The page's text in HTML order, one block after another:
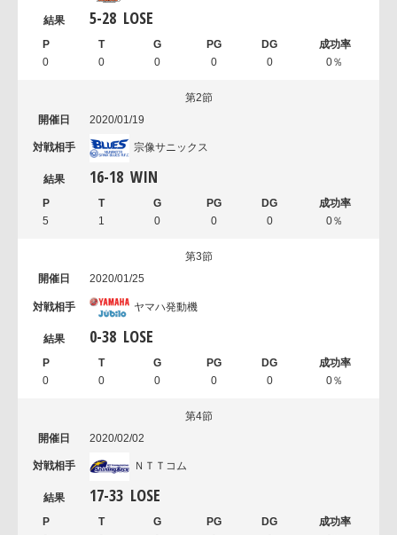
5-28 LOSE
0 0 0 0 0 0％
第2節
2020/01/19
宗像サニックス
16-18 WIN
5 1 0 0 0 0％
第3節
2020/01/25
ヤマハ発動機
0-38 LOSE
0 0 0 0 0 0％
第4節
2020/02/02
ＮＴＴコム
17-33 LOSE